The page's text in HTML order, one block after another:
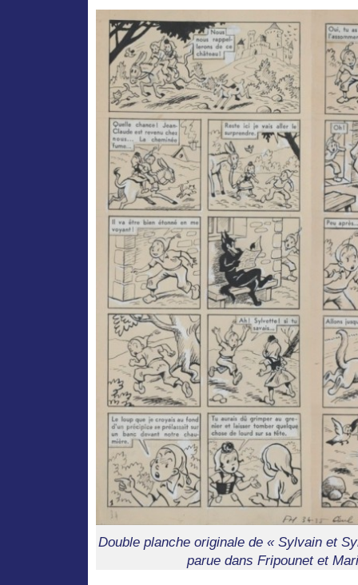
Double planche originale de « Sylvain et
parue dans Fripounet et